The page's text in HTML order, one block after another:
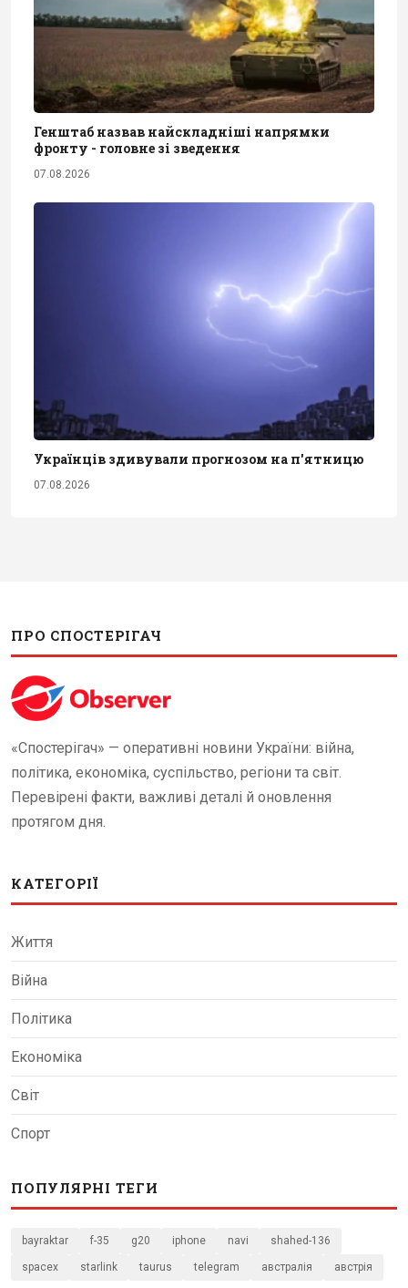
Генштаб назвав найскладніші напрямки
фронту - головне зі зведення
07.08.2026
Українців здивували прогнозом на п'ятницю
07.08.2026
ПРО СПОСТЕРІГАЧ
«Спостерігач» — оперативні новини України: війна,
політика, економіка, суспільство, регіони та світ.
Перевірені факти, важливі деталі й оновлення
протягом дня.
КАТЕГОРІЇ
Життя
Війна
Політика
Економіка
Світ
Спорт
ПОПУЛЯРНІ ТЕГИ
bayraktar f-35 g20 iphone navi shahed-136
spacex starlink taurus telegram австралія австрія